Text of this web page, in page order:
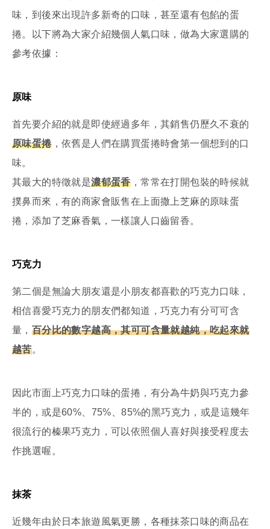
味，到後來出現許多新奇的口味，甚至還有包餡的蛋
捲。以下將為大家介紹幾個人氣口味，做為大家選購的
參考依據：
原味
首先要介紹的就是即使經過多年，其銷售仍歷久不衰的
原味蛋捲，依舊是人們在購買蛋捲時會第一個想到的口
味。
其最大的特徵就是濃郁蛋香，常常在打開包裝的時候就
撲鼻而來，有的商家會販售在上面撒上芝麻的原味蛋
捲，添加了芝麻香氣，一樣讓人口齒留香。
巧克力
第二個是無論大朋友還是小朋友都喜歡的巧克力口味，
相信喜愛巧克力的朋友們都知道，巧克力有分可可含
量， 百分比的數字越高，其可可含量就越純，吃起來就
越苦。
因此市面上巧克力口味的蛋捲，有分為牛奶與巧克力參
半的，或是60%、75%、85%的黑巧克力，或是這幾年
很流行的榛果巧克力，可以依照個人喜好與接受程度去
作挑選喔。
抹茶
近幾年由於日本旅遊風氣更勝，各種抹茶口味的商品在